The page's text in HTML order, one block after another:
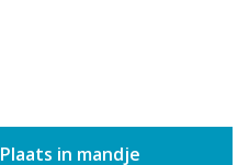
Plaats in mandje